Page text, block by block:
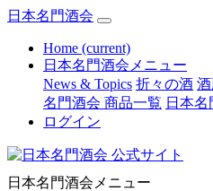
日本名門酒会
Home (current)
日本名門酒会メニュー
News & Topics 折々の酒
名門酒会 商品一覧 日本
ログイン
日本名門酒会メニュー